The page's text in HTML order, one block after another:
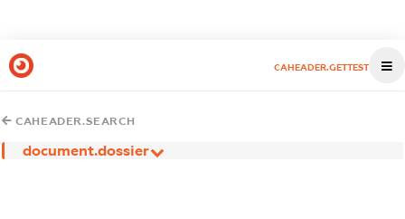
CAHEADER.GETTEST
CAHEADER.SEARCH
document.dossier